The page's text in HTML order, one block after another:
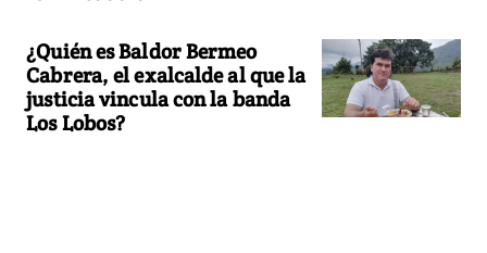
¿Quién es Baldor Bermeo
Cabrera, el exalcalde al que la
justicia vincula con la banda
Los Lobos?